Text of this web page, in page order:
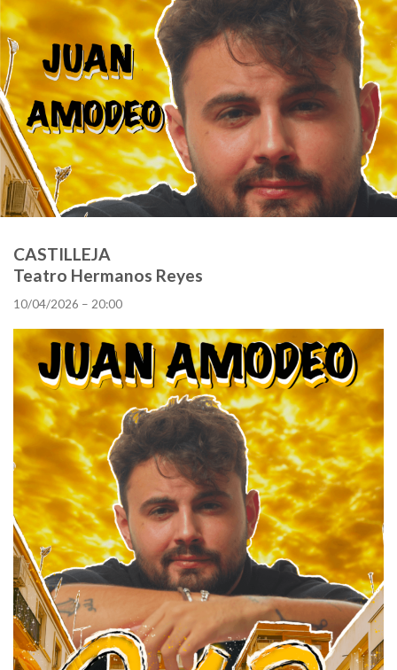
CASTILLEJA
Teatro Hermanos Reyes
10/04/2026 – 20:00